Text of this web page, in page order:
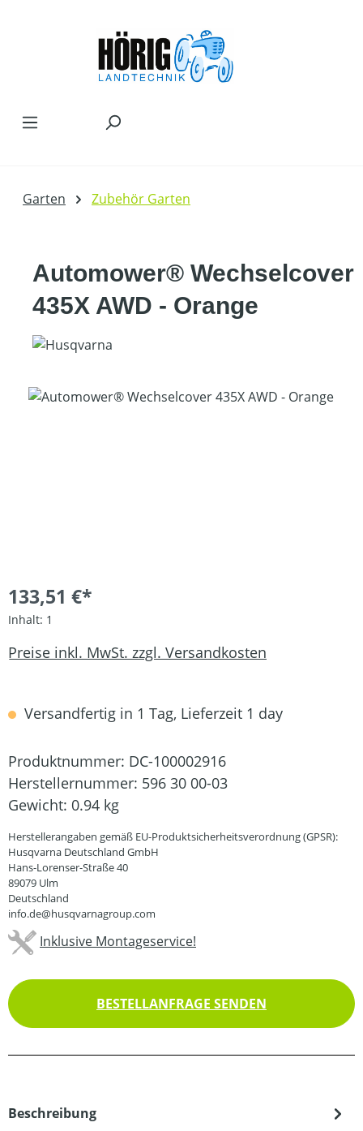
Garten Zubehör Garten
Automower® Wechselcover
435X AWD - Orange
Bildergalerie überspringen
133,51 €*
Inhalt: 1
Preise inkl. MwSt. zzgl. Versandkosten
Versandfertig in 1 Tag, Lieferzeit 1 day
Produktnummer: DC-100002916
Herstellernummer: 596 30 00-03
Gewicht: 0.94 kg
Herstellerangaben gemäß EU-Produktsicherheitsverordnung (GPSR):
Husqvarna Deutschland GmbH
Hans-Lorenser-Straße 40
89079 Ulm
Deutschland
info.de@husqvarnagroup.com
Inklusive Montageservice!
BESTELLANFRAGE SENDEN
Beschreibung